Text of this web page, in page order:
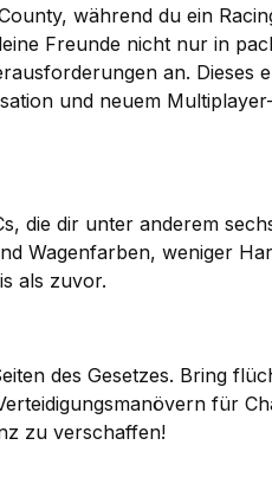
während du ein
Freunde nicht nur in
an.
und neuem
die dir unter anderem
Wagenfarben, weniger
als zuvor.
des Gesetzes. Bring
für
zu verschaffen!